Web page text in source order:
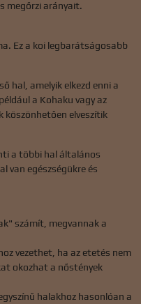
megőrzi arányait.
Ez a koi legbarátságosabb
hal, amelyik elkezd enni a
a Kohaku vagy az
köszönhetően elveszítik
a többi hal általános
van egészségükre és
számít, megvannak a
vezethet, ha az etetés nem
okozhat a nőstények
halakhoz hasonlóan a